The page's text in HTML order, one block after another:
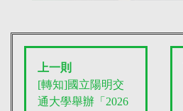
上一則
[轉知]國立陽明交
通大學舉辦「2026